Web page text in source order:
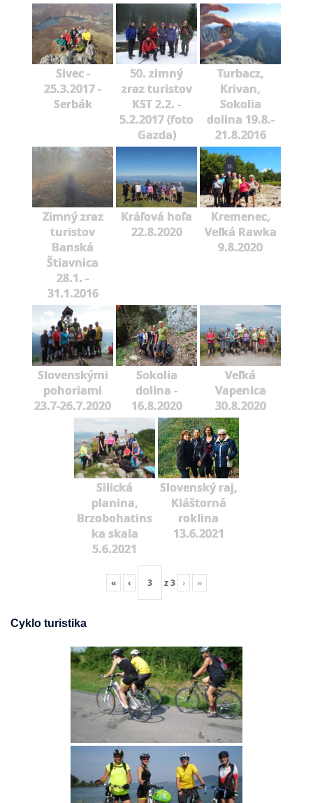
Sivec -
25.3.2017 -
Serbák
50. zimný
zraz turistov
KST 2.2. -
5.2.2017 (foto
Gazda)
Turbacz,
Krivan,
Sokolia
dolina 19.8.-
21.8.2016
Zimný zraz
turistov
Banská
Štiavnica
28.1. -
31.1.2016
Kráľová hoľa
22.8.2020
Kremenec,
Veľká Rawka
9.8.2020
Slovenskými
pohoriami
23.7-26.7.2020
Sokolia
dolina -
16.8.2020
Veľká
Vapenica
30.8.2020
Silická
planina,
Brzobohatins
ka skala
5.6.2021
Slovenský raj,
Kláštorná
roklina
13.6.2021
« ‹ z3 › »
Cyklo turistika